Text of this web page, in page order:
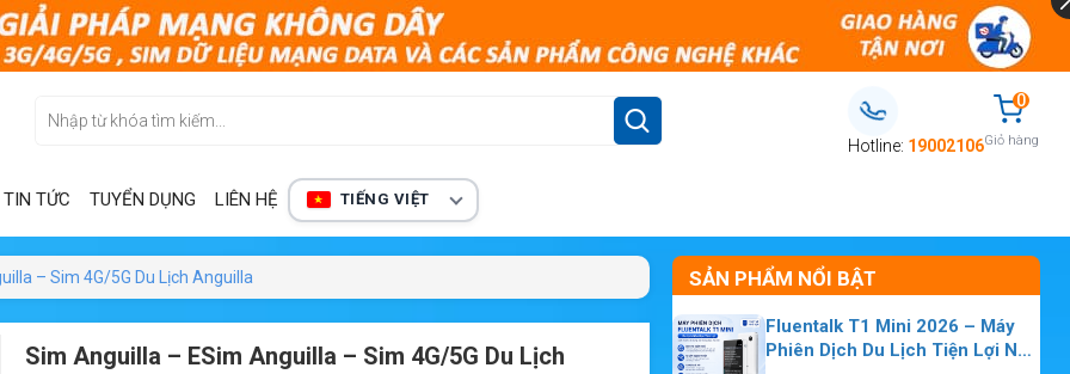
Hotline: 19002106
0
Giỏ hàng
TIN TỨC TUYỂN DỤNG LIÊN HỆ TIẾNG VIỆT
– Sim 4G/5G Du Lịch Anguilla
Sim Anguilla – ESim Anguilla – Sim 4G/5G Du Lịch
SẢN PHẨM NỔI BẬT
Fluentalk T1 Mini 2026 – Máy
Phiên Dịch Du Lịch Tiện Lợi Nhỏ